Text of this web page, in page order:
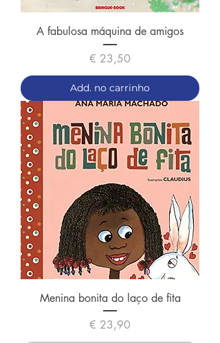
A fabulosa máquina de amigos
Preço
€ 23,50
Add. no carrinho
Menina bonita do laço de fita
Preço
€ 23,90